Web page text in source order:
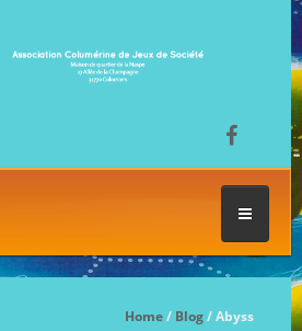
Home/ Blog/ Abyss